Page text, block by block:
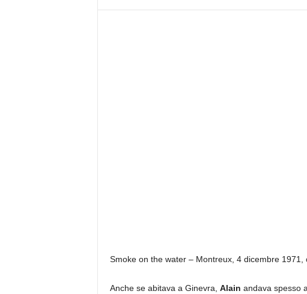
Smoke on the water – Montreux, 4 dicembre 1971,
Anche se abitava a Ginevra, Alain andava spesso